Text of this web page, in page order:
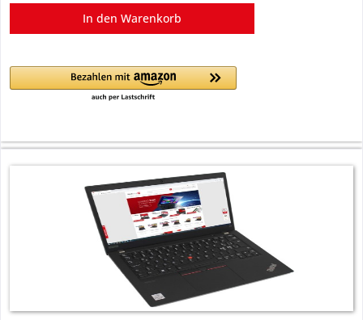
In den Warenkorb